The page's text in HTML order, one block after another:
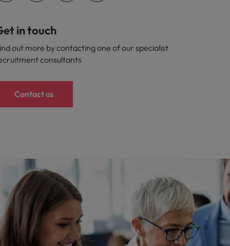
in touch
out more by contacting one of our specialist
consultants
Contact us